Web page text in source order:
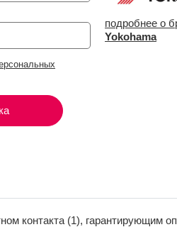
подробнее о
Yokohama
контакта (1), гарантирующим